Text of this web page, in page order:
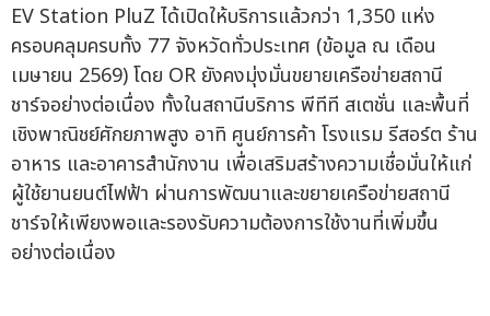
EV Station PluZ ได้เปิดให้บริการแล้วกว่า 1,350 แห่ง
ครอบคลุมครบทั้ง 77 จังหวัดทั่วประเทศ (ข้อมูล ณ เดือน
เมษายน 2569) โดย OR ยังคงมุ่งมั่นขยายเครือข่ายสถานี
ชาร์จอย่างต่อเนื่อง ทั้งในสถานีบริการ พีทีที สเตชั่น และพื้นที่
เชิงพาณิชย์ศักยภาพสูง อาทิ ศูนย์การค้า โรงแรม รีสอร์ต ร้าน
อาหาร และอาคารสำนักงาน เพื่อเสริมสร้างความเชื่อมั่นให้แก่
ผู้ใช้ยานยนต์ไฟฟ้า ผ่านการพัฒนาและขยายเครือข่ายสถานี
ชาร์จให้เพียงพอและรองรับความต้องการใช้งานที่เพิ่มขึ้น
อย่างต่อเนื่อง